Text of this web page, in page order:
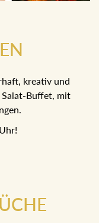
kreativ und
Buffet, mit